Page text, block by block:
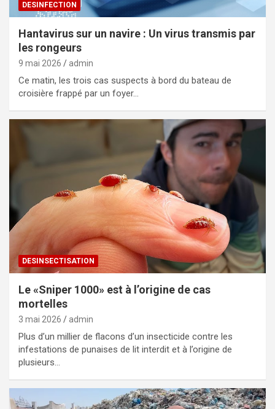
DESINFECTION
Hantavirus sur un navire : Un virus transmis par
les rongeurs
9 mai 2026 admin
Ce matin, les trois cas suspects à bord du bateau de
croisière frappé par un foyer…
DESINSECTISATION
Le «Sniper 1000» est à l’origine de cas
mortelles
3 mai 2026 admin
Plus d’un millier de flacons d’un insecticide contre les
infestations de punaises de lit interdit et à l’origine de
plusieurs…